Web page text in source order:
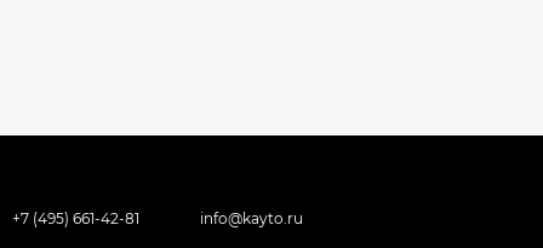
+7 (495) 661-42-81 info@kayto.ru